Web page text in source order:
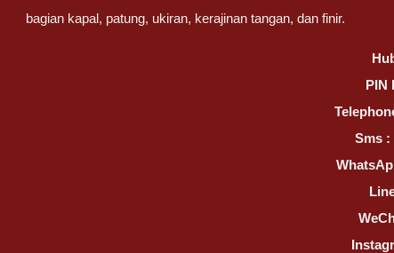
bagian kapal, patung, ukiran, kerajinan tangan, dan finir.
PIN
Sms :